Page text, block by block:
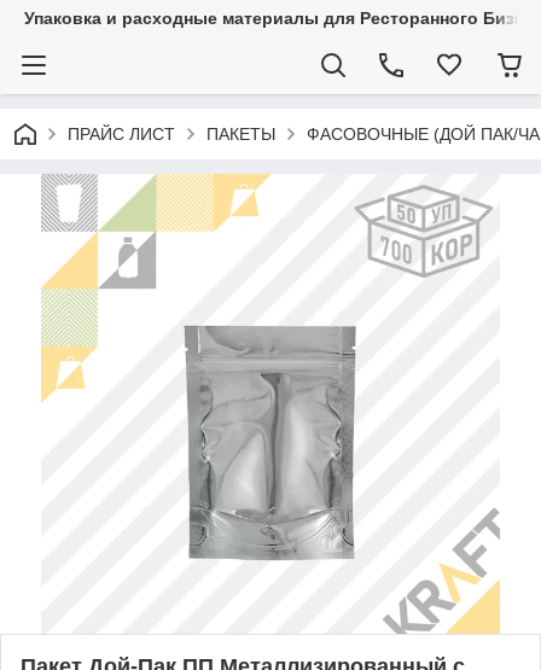
Упаковка и расходные материалы для Ресторанного
ПРАЙС ЛИСТ ПАКЕТЫ ФАСОВОЧНЫЕ (ДОЙ ПАК/